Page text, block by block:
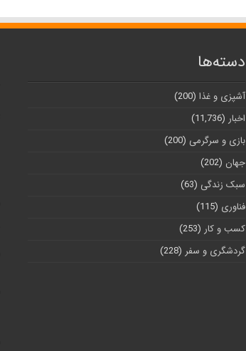
دسته‌ها
آشپزی و غذا (200)
اخبار (11,736)
بازی و سرگرمی (200)
جهان (202)
سبک زندگی (63)
فناوری (115)
کسب و کار (253)
گردشگری و سفر (228)